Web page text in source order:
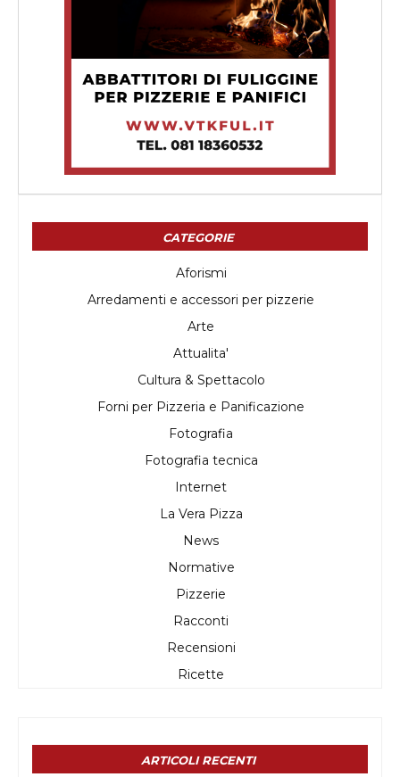
CATEGORIE
Aforismi
Arredamenti e accessori per pizzerie
Arte
Attualita'
Cultura & Spettacolo
Forni per Pizzeria e Panificazione
Fotografia
Fotografia tecnica
Internet
La Vera Pizza
News
Normative
Pizzerie
Racconti
Recensioni
Ricette
ARTICOLI RECENTI